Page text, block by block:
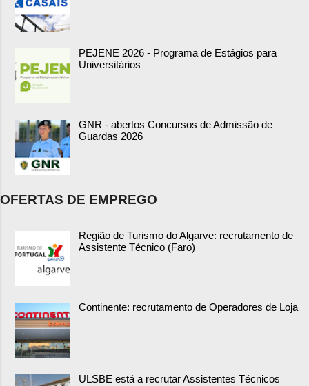
PEJENE 2026 - Programa de Estágios para
Universitários
GNR - abertos Concursos de Admissão de
Guardas 2026
OFERTAS DE EMPREGO
Região de Turismo do Algarve: recrutamento de
Assistente Técnico (Faro)
Continente: recrutamento de Operadores de Loja
ULSBE está a recrutar Assistentes Técnicos